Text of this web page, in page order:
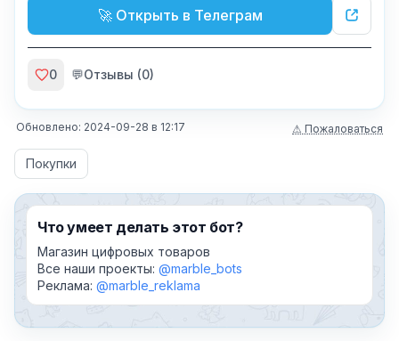
🚀 Открыть в Телеграм
0 💬Отзывы (0)
Обновлено: 2024-09-28 в 12:17 ⚠ Пожаловаться
Покупки
Что умеет делать этот бот?
Магазин цифровых товаров
Все наши проекты: @marble_bots
Реклама: @marble_reklama